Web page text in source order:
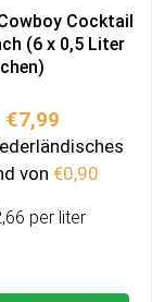
Cocktail
(6 x 0,5 Liter
€7,99
von €0,90
per liter